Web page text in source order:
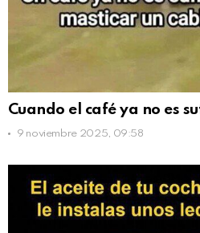
Cuando el café ya no es
9 noviembre 2025, 09:58